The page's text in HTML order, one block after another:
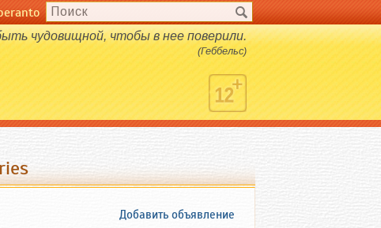
чудовищной, чтобы в нее поверили.
(Геббельс)
Добавить объявление